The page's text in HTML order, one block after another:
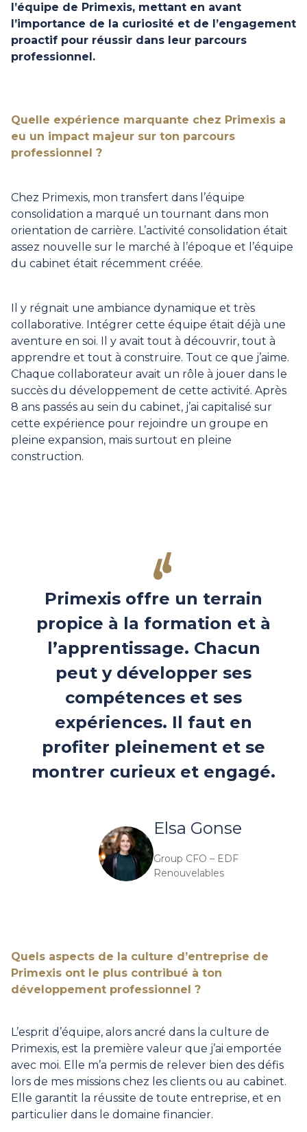
l’équipe de Primexis, mettant en avant
l’importance de la curiosité et de l’engagement
proactif pour réussir dans leur parcours
professionnel.
Quelle expérience marquante chez Primexis a
eu un impact majeur sur ton parcours
professionnel ?
Chez Primexis, mon transfert dans l’équipe
consolidation a marqué un tournant dans mon
orientation de carrière. L’activité consolidation était
assez nouvelle sur le marché à l’époque et l’équipe
du cabinet était récemment créée.
Il y régnait une ambiance dynamique et très
collaborative. Intégrer cette équipe était déjà une
aventure en soi. Il y avait tout à découvrir, tout à
apprendre et tout à construire. Tout ce que j’aime.
Chaque collaborateur avait un rôle à jouer dans le
succès du développement de cette activité. Après
8 ans passés au sein du cabinet, j’ai capitalisé sur
cette expérience pour rejoindre un groupe en
pleine expansion, mais surtout en pleine
construction.
Primexis offre un terrain
propice à la formation et à
l’apprentissage. Chacun
peut y développer ses
compétences et ses
expériences. Il faut en
profiter pleinement et se
montrer curieux et engagé.
Elsa Gonse
Group CFO – EDF
Renouvelables
Quels aspects de la culture d’entreprise de
Primexis ont le plus contribué à ton
développement professionnel ?
L’esprit d’équipe, alors ancré dans la culture de
Primexis, est la première valeur que j’ai emportée
avec moi. Elle m’a permis de relever bien des défis
lors de mes missions chez les clients ou au cabinet.
Elle garantit la réussite de toute entreprise, et en
particulier dans le domaine financier.